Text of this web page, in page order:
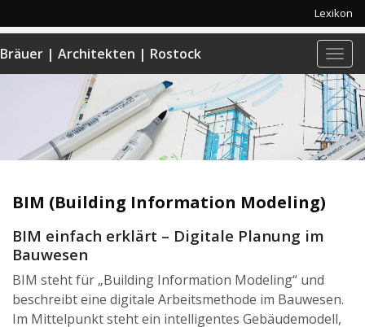
Lexikon
Bräuer | Architekten | Rostock
BIM (Building Information Modeling)
BIM einfach erklärt – Digitale Planung im
Bauwesen
BIM steht für „Building Information Modeling“ und
beschreibt eine digitale Arbeitsmethode im Bauwesen.
Im Mittelpunkt steht ein intelligentes Gebäudemodell,